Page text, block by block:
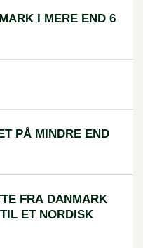
I MERE END 6
PÅ MINDRE END
FRA DANMARK
ET NORDISK